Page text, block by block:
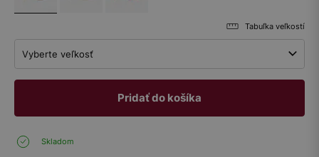
Tabuľka veľkostí
Vyberte veľkosť
Pridať do košíka
Skladom